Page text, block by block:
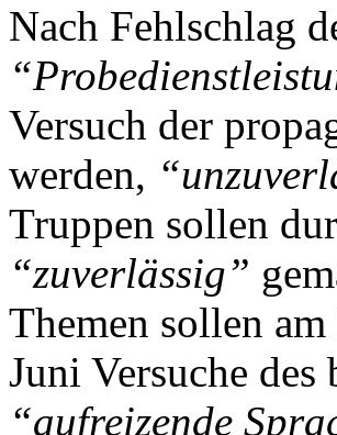
Nach Fehlschlag
Versuch der
werden,
Truppen sollen
“zuverlässig”
Themen sollen
Juni Versuche
“aufreizende